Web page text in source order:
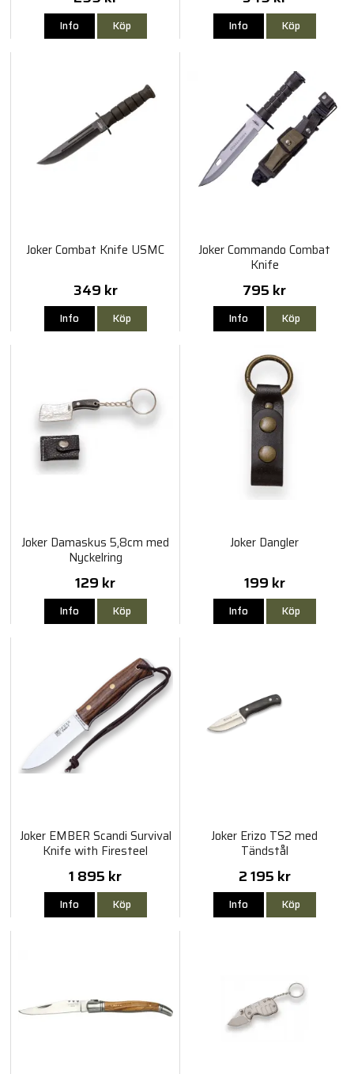
Info Köp Info Köp
Joker Combat Knife USMC
349 kr
Info Köp
Joker Commando Combat
Knife
795 kr
Info Köp
Joker Damaskus 5,8cm med
Nyckelring
129 kr
Info Köp
Joker Dangler
199 kr
Info Köp
Joker EMBER Scandi Survival
Knife with Firesteel
1 895 kr
Info Köp
Joker Erizo TS2 med
Tändstål
2 195 kr
Info Köp